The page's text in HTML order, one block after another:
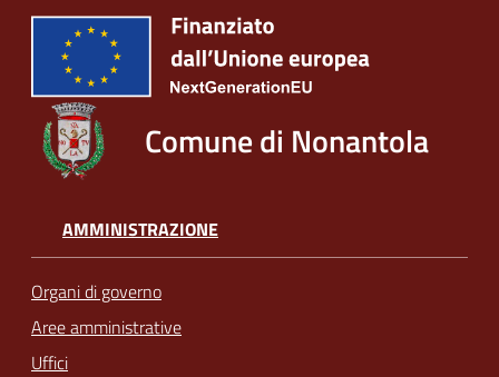
Comune di Nonantola
AMMINISTRAZIONE
Organi di governo
Aree amministrative
Uffici